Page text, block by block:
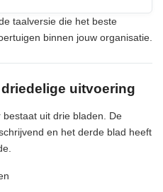
taalversie die het beste
binnen jouw organisatie.
uitvoering
uit drie bladen. De
en het derde blad heeft